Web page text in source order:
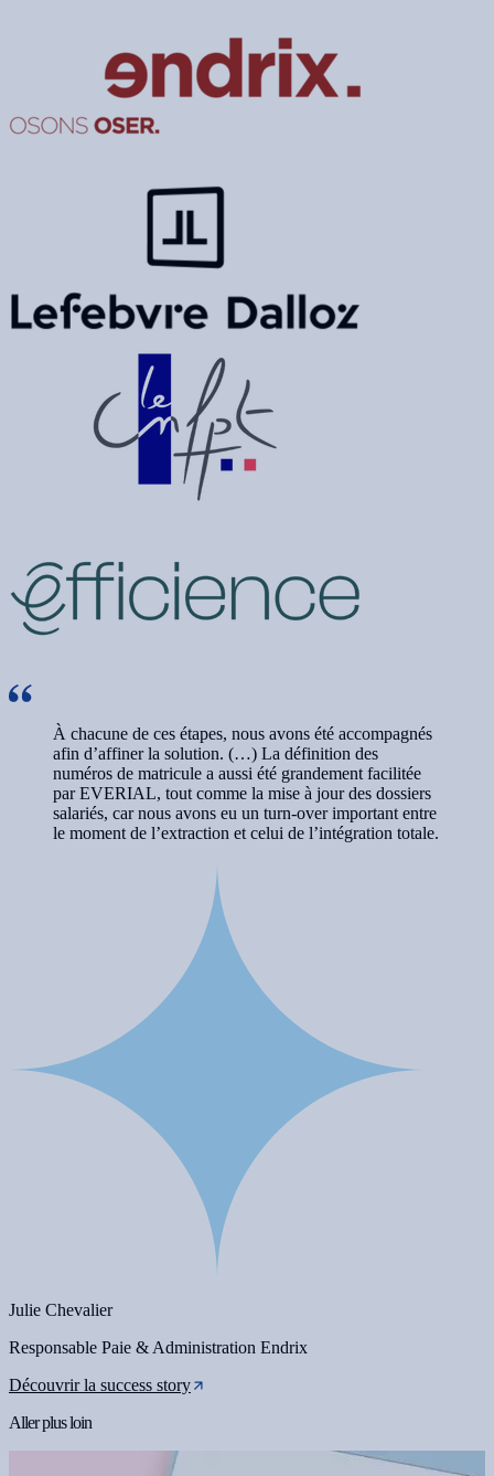
À chacune de ces étapes, nous avons été accompagnés
afin d’affiner la solution. (…) La définition des
numéros de matricule a aussi été grandement facilitée
par EVERIAL, tout comme la mise à jour des dossiers
salariés, car nous avons eu un turn-over important entre
le moment de l’extraction et celui de l’intégration totale.
Julie Chevalier
Responsable Paie & Administration Endrix
Découvrir la success story
Aller plus loin